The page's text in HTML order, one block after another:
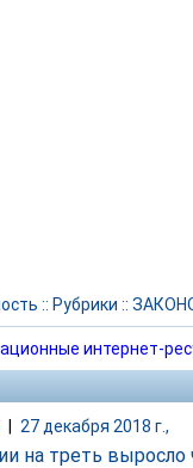
:: Рубрики ::
интернет-
27 декабря 2018 г.,
на треть выросло